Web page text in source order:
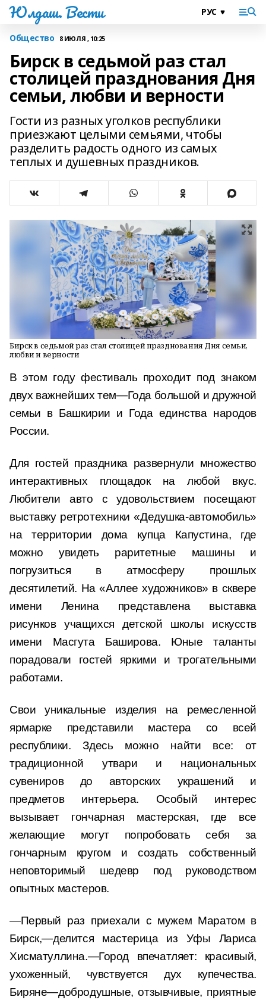
Юлдаш. Вести
Общество 8 ИЮЛЯ , 10:25
Бирск в седьмой раз стал
столицей празднования Дня
семьи, любви и верности
Гости из разных уголков республики
приезжают целыми семьями, чтобы
разделить радость одного из самых
теплых и душевных праздников.
Бирск в седьмой раз стал столицей празднования Дня семьи,
любви и верности
В этом году фестиваль проходит под знаком
двух важнейших тем—Года большой и дружной
семьи в Башкирии и Года единства народов
России.
Для гостей праздника развернули множество
интерактивных площадок на любой вкус.
Любители авто с удовольствием посещают
выставку ретротехники «Дедушка-автомобиль»
на территории дома купца Капустина, где
можно увидеть раритетные машины и
погрузиться в атмосферу прошлых
десятилетий. На «Аллее художников» в сквере
имени Ленина представлена выставка
рисунков учащихся детской школы искусств
имени Масгута Баширова. Юные таланты
порадовали гостей яркими и трогательными
работами.
Свои уникальные изделия на ремесленной
ярмарке представили мастера со всей
республики. Здесь можно найти все: от
традиционной утвари и национальных
сувениров до авторских украшений и
предметов интерьера. Особый интерес
вызывает гончарная мастерская, где все
желающие могут попробовать себя за
гончарным кругом и создать собственный
неповторимый шедевр под руководством
опытных мастеров.
—Первый раз приехали с мужем Маратом в
Бирск,—делится мастерица из Уфы Лариса
Хисматуллина.—Город впечатляет: красивый,
ухоженный, чувствуется дух купечества.
Биряне—добродушные, отзывчивые, приятные